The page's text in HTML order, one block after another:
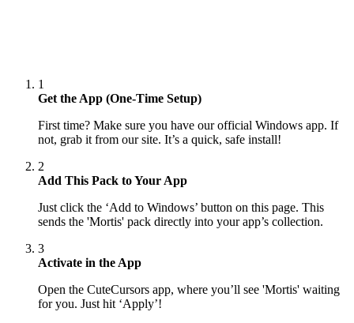
1
Get the App (One-Time Setup)
First time? Make sure you have our official Windows app. If
not, grab it from our site. It’s a quick, safe install!
2
Add This Pack to Your App
Just click the ‘Add to Windows’ button on this page. This
sends the 'Mortis' pack directly into your app’s collection.
3
Activate in the App
Open the CuteCursors app, where you’ll see 'Mortis' waiting
for you. Just hit ‘Apply’!